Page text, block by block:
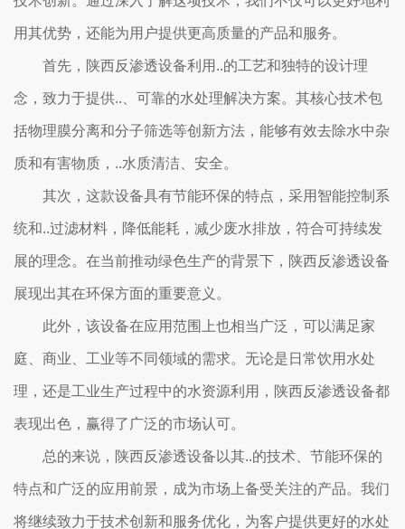
用其优势，还能为用户提供更高质量的产品和服务。
首先，陕西反渗透设备利用..的工艺和独特的设计理
念，致力于提供..、可靠的水处理解决方案。其核心技术包
括物理膜分离和分子筛选等创新方法，能够有效去除水中杂
质和有害物质，..水质清洁、安全。
其次，这款设备具有节能环保的特点，采用智能控制系
统和..过滤材料，降低能耗，减少废水排放，符合可持续发
展的理念。在当前推动绿色生产的背景下，陕西反渗透设备
展现出其在环保方面的重要意义。
此外，该设备在应用范围上也相当广泛，可以满足家
庭、商业、工业等不同领域的需求。无论是日常饮用水处
理，还是工业生产过程中的水资源利用，陕西反渗透设备都
表现出色，赢得了广泛的市场认可。
总的来说，陕西反渗透设备以其..的技术、节能环保的
特点和广泛的应用前景，成为市场上备受关注的产品。我们
将继续致力于技术创新和服务优化，为客户提供更好的水处